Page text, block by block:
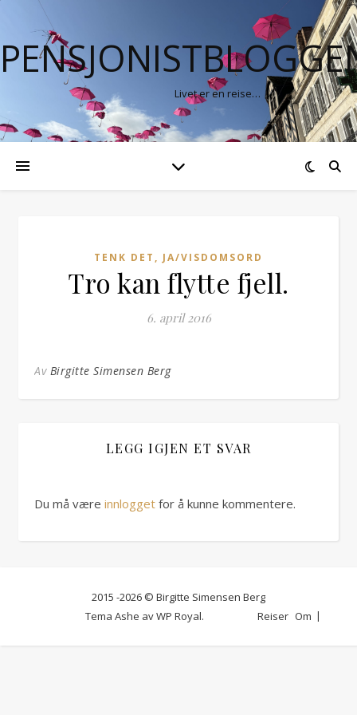
Livet er en reise…
TENK DET, JA/VISDOMSORD
Tro kan flytte fjell.
6. april 2016
Av Birgitte Simensen Berg
LEGG IGJEN ET SVAR
Du må være innlogget for å kunne kommentere.
2015 -2026 © Birgitte Simensen Berg
Reiser Om
Tema Ashe avWP Royal.